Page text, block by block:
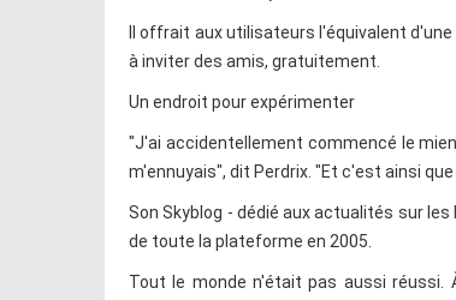
Il offrait aux utilisateurs l'équivalent
à inviter des amis, gratuitement.
Un endroit pour expérimenter
"J'ai accidentellement commencé le
m'ennuyais", dit Perdrix. "Et c'est ainsi
Son Skyblog - dédié aux actualités sur
de toute la plateforme en 2005.
Tout le monde n'était pas aussi réussi.